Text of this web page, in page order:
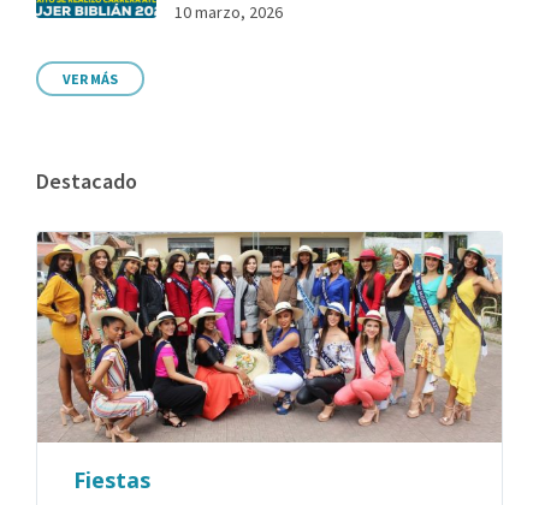
10 marzo, 2026
VER MÁS
Destacado
Fiestas